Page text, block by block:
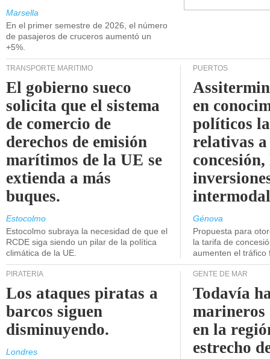
Marsella
En el primer semestre de 2026, el número
de pasajeros de cruceros aumentó un
+5%.
TRANSPORTE MARÍTIMO
El gobierno sueco
solicita que el sistema
de comercio de
derechos de emisión
marítimos de la UE se
extienda a más
buques.
Estocolmo
Estocolmo subraya la necesidad de que el
RCDE siga siendo un pilar de la política
climática de la UE.
PUERTOS
en
políticos
relativas a
concesión,
Génova
Propuesta para
la tarifa de
aumenten el tráfico
PIRATERÍA
Los ataques piratas a
barcos siguen
disminuyendo.
Londres
GENTE DE MAR
Todavía
marineros
en la
estrecho